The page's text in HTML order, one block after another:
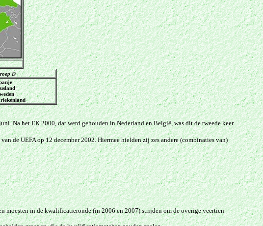
D
Na het EK 2000, dat werd gehouden in Nederland en België, was dit de tweede keer
de UEFA op 12 december 2002. Hiermee hielden zij zes andere (combinaties van)
in de kwalificatieronde (in 2006 en 2007) strijden om de overige veertien